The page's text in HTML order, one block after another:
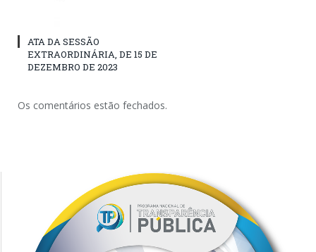
ATA DA SESSÃO
EXTRAORDINÁRIA, DE 15 DE
DEZEMBRO DE 2023
Os comentários estão fechados.